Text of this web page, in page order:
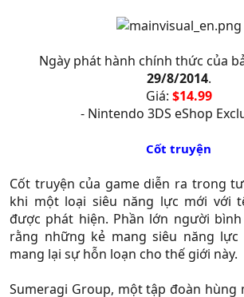
Ngày phát hành chính thức của
29/8/2014.
Giá: $14.99
- Nintendo 3DS eShop
Cốt truyện
Cốt truyện của game diễn ra trong
khi một loại siêu năng lực mới với
được phát hiện. Phần lớn người
rằng những kẻ mang siêu năng lực
mang lại sự hỗn loạn cho thế giới này.
Sumeragi Group, một tập đoàn hùng